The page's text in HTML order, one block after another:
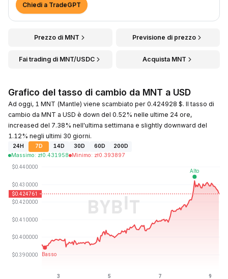
Chiedi a TradeGPT
Prezzo di MNT Previsione di prezzo
Fai trading di MNT/USDC Acquista MNT
Grafico del tasso di cambio da MNT a USD
Ad oggi, 1 MNT (Mantle) viene scambiato per 0.424928 $. Il tasso di
cambio da MNT a USD è down del 0.52% nelle ultime 24 ore,
increased del 7.38% nell'ultima settimana e slightly downward del
1.12% negli ultimi 30 giorni.
24H 7D 14D 30D 60D
200D
Massimo: zł0.431958 Minimo: zł0.393897
Ultimo aggiornamento: 2026-08-09, 08:13 GMT+0